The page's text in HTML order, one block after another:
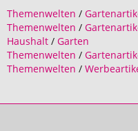
Themenwelten /
Themenwelten /
Haushalt / Garten
Themenwelten /
Themenwelten /